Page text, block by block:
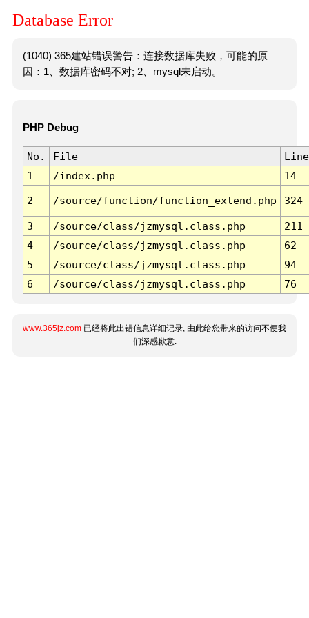
Database Error
(1040) 365建站错误警告：连接数据库失败，可能的原
因：1、数据库密码不对; 2、mysql未启动。
PHP Debug
No. File
Line
1
/index.php 14
2 /source/function/function_extend.php 324
3 /source/class/jzmysql.class.php
211
4
/source/class/jzmysql.class.php
62
5
/source/class/jzmysql.class.php
94
6
/source/class/jzmysql.class.php 76
www.365jz.com 已经将此出错信息详细记录, 由此给您带来的访问不便我
们深感歉意.